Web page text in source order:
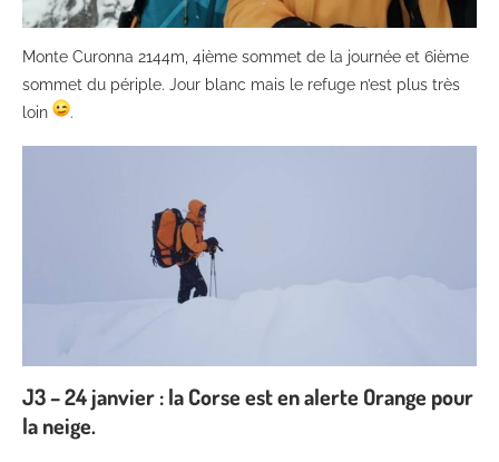
Monte Curonna 2144m, 4ième sommet de la journée et 6ième
sommet du périple. Jour blanc mais le refuge n’est plus très
loin
.
J3 – 24 janvier : la Corse est en alerte Orange pour
la neige.